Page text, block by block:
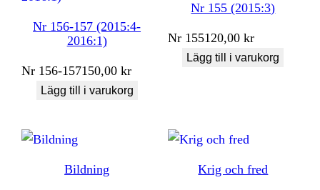
Nr 156-157 (2015:4-
2016:1)
Nr 156-157150,00kr
Lägg till i varukorg
Nr 155 (2015:3)
Nr 155120,00kr
Lägg till i varukorg
Bildning Krig och fred